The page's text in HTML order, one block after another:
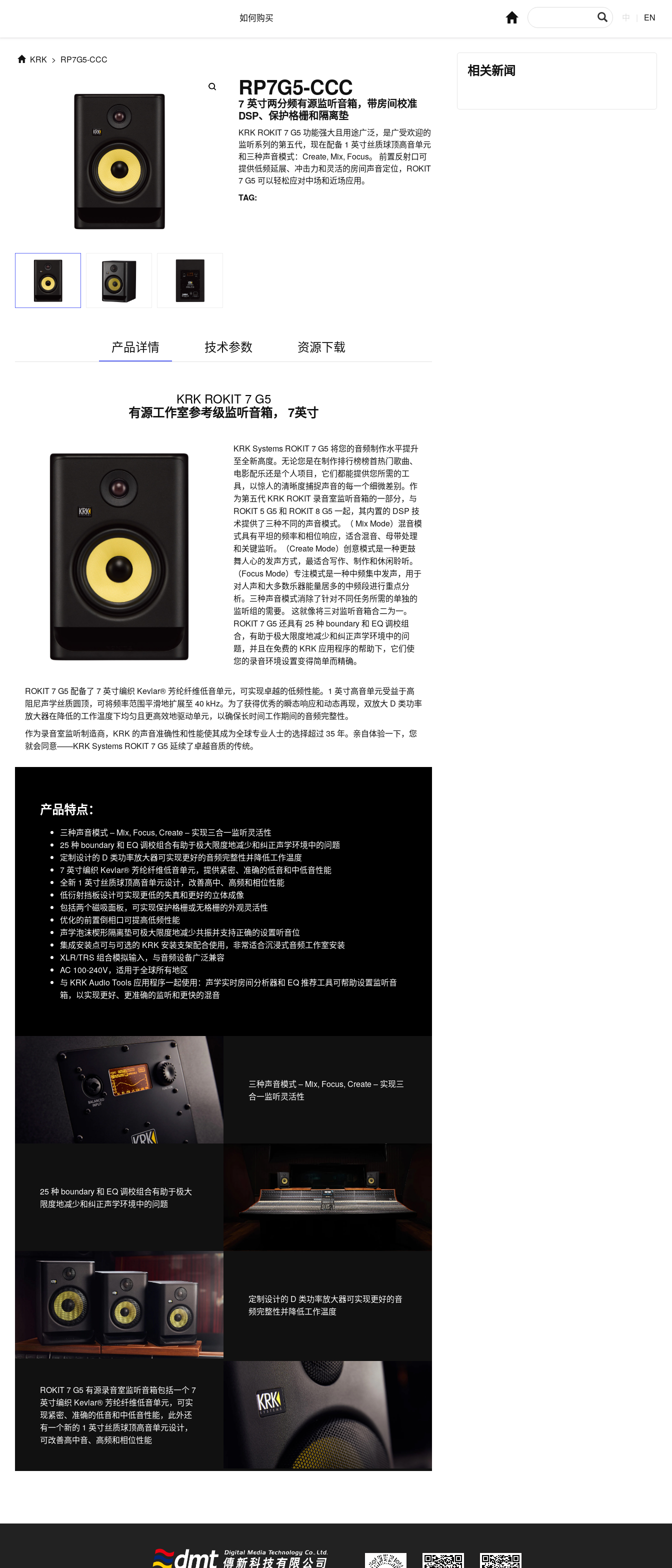
如何购买 中 EN
KRK > RP7G5-CCC
RP7G5-CCC
7 英寸两分频有源监听音箱，带房间校准
DSP、保护格栅和隔离垫
KRK ROKIT 7 G5 功能强大且用途广泛，是广受欢迎的
监听系列的第五代，现在配备 1 英寸丝质球顶高音单元
和三种声音模式：Create, Mix, Focus。 前置反射口可
提供低频延展、冲击力和灵活的房间声音定位，ROKIT
7 G5 可以轻松应对中场和近场应用。
TAG:
产品详情 技术参数 资源下载
KRK ROKIT 7 G5
有源工作室参考级监听音箱， 7英寸
KRK Systems ROKIT 7 G5 将您的音频制作水平提升
至全新高度。无论您是在制作排行榜榜首热门歌曲、
电影配乐还是个人项目，它们都能提供您所需的工
具，以惊人的清晰度捕捉声音的每一个细微差别。作
为第五代 KRK ROKIT 录音室监听音箱的一部分，与
ROKIT 5 G5 和 ROKIT 8 G5 一起，其内置的 DSP 技
术提供了三种不同的声音模式。（ Mix Mode）混音模
式具有平坦的频率和相位响应，适合混音、母带处理
和关键监听。（Create Mode）创意模式是一种更鼓
舞人心的发声方式，最适合写作、制作和休闲聆听。
（Focus Mode）专注模式是一种中频集中发声，用于
对人声和大多数乐器能量居多的中频段进行重点分
析。三种声音模式消除了针对不同任务所需的单独的
监听组的需要。 这就像将三对监听音箱合二为一。
ROKIT 7 G5 还具有 25 种 boundary 和 EQ 调校组
合，有助于极大限度地减少和纠正声学环境中的问
题，并且在免费的 KRK 应用程序的帮助下，它们使
您的录音环境设置变得简单而精确。
ROKIT 7 G5 配备了 7 英寸编织 Kevlar® 芳纶纤维低音单元，可实现卓越的低频性能。1 英寸高音单元受益于高
阻尼声学丝质圆顶，可将频率范围平滑地扩展至 40 kHz。为了获得优秀的瞬态响应和动态再现，双放大 D 类功率
放大器在降低的工作温度下均匀且更高效地驱动单元，以确保长时间工作期间的音频完整性。
作为录音室监听制造商，KRK 的声音准确性和性能使其成为全球专业人士的选择超过 35 年。亲自体验一下，您
就会同意——KRK Systems ROKIT 7 G5 延续了卓越音质的传统。
产品特点：
三种声音模式 – Mix, Focus, Create – 实现三合一监听灵活性
25 种 boundary 和 EQ 调校组合有助于极大限度地减少和纠正声学环境中的问题
定制设计的 D 类功率放大器可实现更好的音频完整性并降低工作温度
7 英寸编织 Kevlar® 芳纶纤维低音单元，提供紧密、准确的低音和中低音性能
全新 1 英寸丝质球顶高音单元设计，改善高中、高频和相位性能
低衍射挡板设计可实现更低的失真和更好的立体成像
包括两个磁吸面板，可实现保护格栅或无格栅的外观灵活性
优化的前置倒相口可提高低频性能
声学泡沫楔形隔离垫可极大限度地减少共振并支持正确的设置听音位
集成安装点可与可选的 KRK 安装支架配合使用，非常适合沉浸式音频工作室安装
XLR/TRS 组合模拟输入，与音频设备广泛兼容
AC 100-240V，适用于全球所有地区
与 KRK Audio Tools 应用程序一起使用：声学实时房间分析器和 EQ 推荐工具可帮助设置监听音
箱，以实现更好、更准确的监听和更快的混音
三种声音模式 – Mix, Focus, Create – 实现三
合一监听灵活性
25 种 boundary 和 EQ 调校组合有助于极大
限度地减少和纠正声学环境中的问题
定制设计的 D 类功率放大器可实现更好的音
频完整性并降低工作温度
ROKIT 7 G5 有源录音室监听音箱包括一个 7
英寸编织 Kevlar® 芳纶纤维低音单元，可实
现紧密、准确的低音和中低音性能，此外还
有一个新的 1 英寸丝质球顶高音单元设计，
可改善高中音、高频和相位性能
相关新闻